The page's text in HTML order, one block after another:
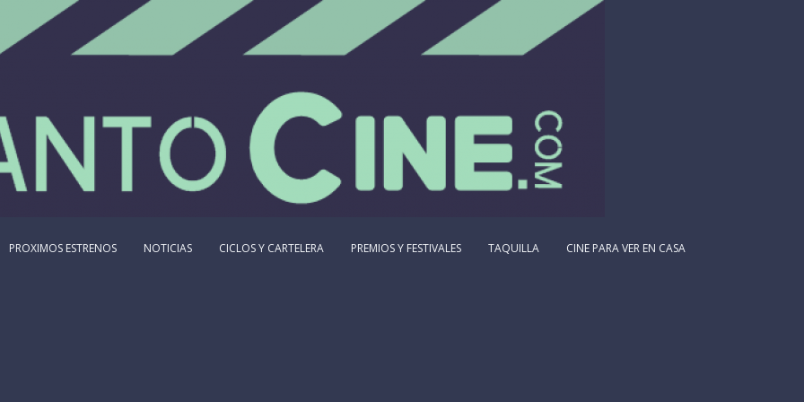
PROXIMOS ESTRENOS NOTICIAS CICLOS Y CARTELERA PREMIOS Y FESTIVALES TAQUILLA CINE PARA VER EN CASA